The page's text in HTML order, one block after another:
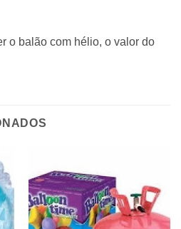
o balão com hélio, o valor do